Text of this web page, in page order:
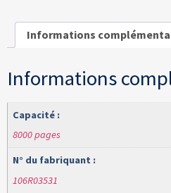
Informations
Informations
Capacité :
8000 pages
N° du fabriquant :
106R03531